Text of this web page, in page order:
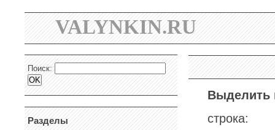
VALYNKIN.RU
Поиск:
Разделы
Выделить
строка: